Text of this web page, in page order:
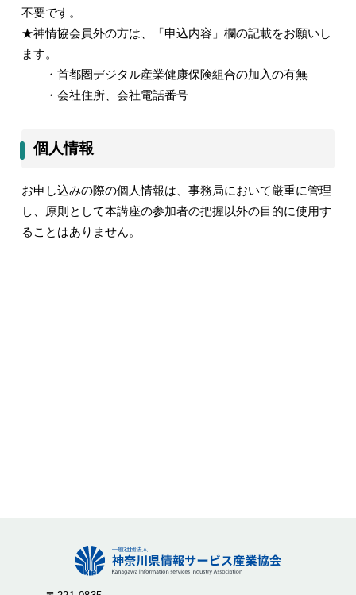
不要です。
★神情協会員外の方は、「申込内容」欄の記載をお願いし
ます。
・首都圏デジタル産業健康保険組合の加入の有無
・会社住所、会社電話番号
個人情報
お申し込みの際の個人情報は、事務局において厳重に管理
し、原則として本講座の参加者の把握以外の目的に使用す
ることはありません。